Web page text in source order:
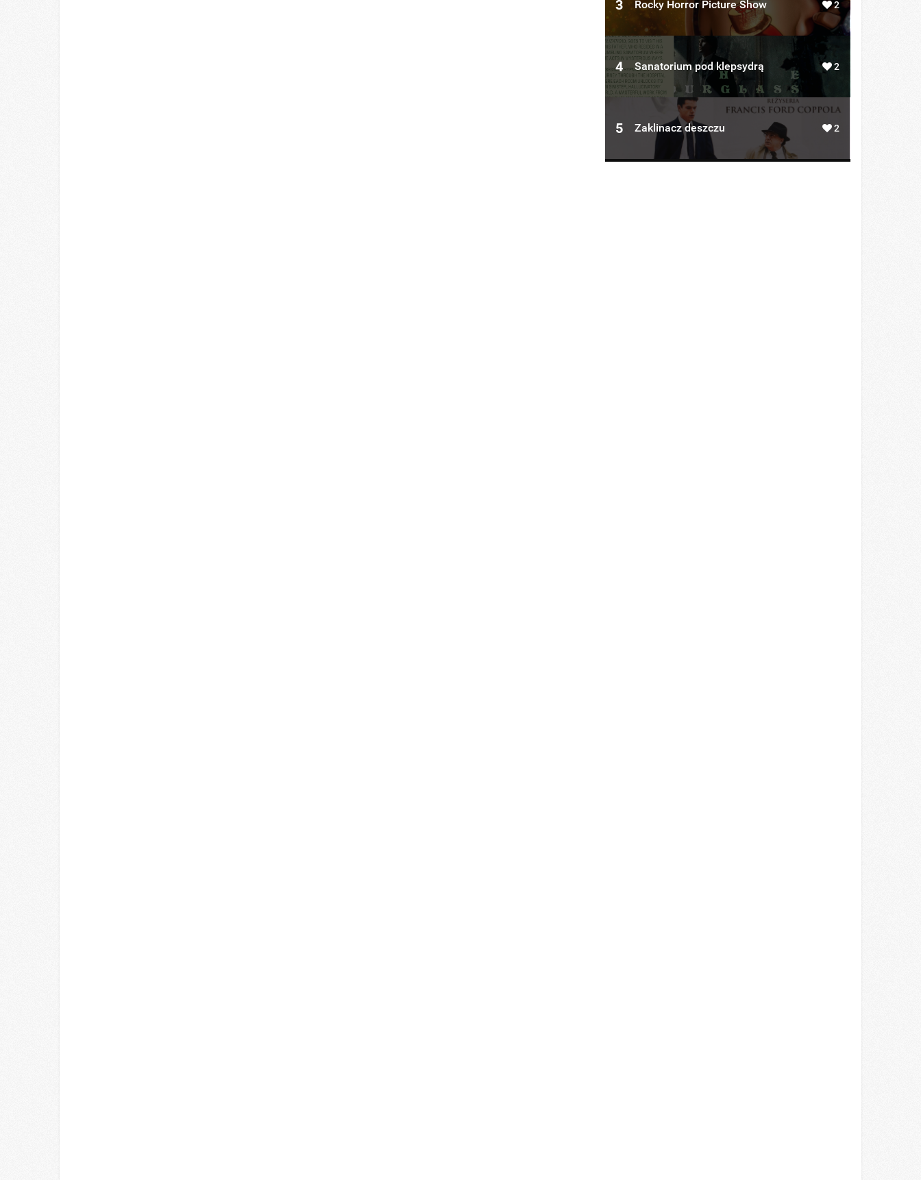
3 Rocky Horror Picture Show 2
4 Sanatorium pod klepsydrą 2
5 Zaklinacz deszczu 2